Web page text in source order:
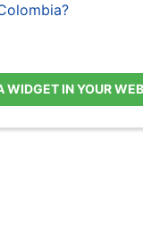
WIDGET IN YOUR